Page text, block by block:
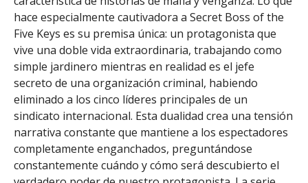
hace especialmente cautivadora a Secret Boss of the
Five Keys es su premisa única: un protagonista que
vive una doble vida extraordinaria, trabajando como
simple jardinero mientras en realidad es el jefe
secreto de una organización criminal, habiendo
eliminado a los cinco líderes principales de un
sindicato internacional. Esta dualidad crea una tensión
narrativa constante que mantiene a los espectadores
completamente enganchados, preguntándose
constantemente cuándo y cómo será descubierto el